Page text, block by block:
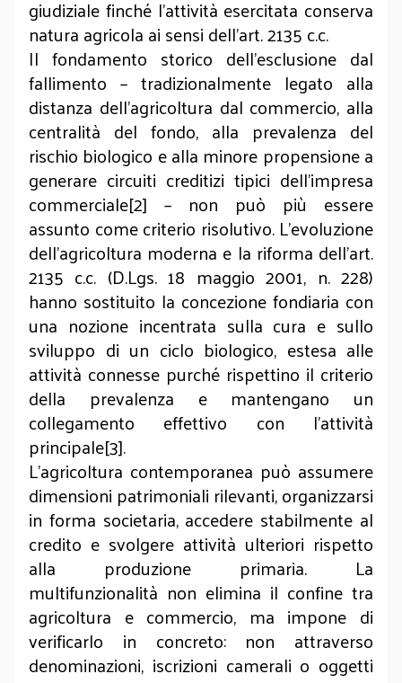
giudiziale finché l’attività esercitata conserva
natura agricola ai sensi dell’art. 2135 c.c.
Il fondamento storico dell’esclusione dal
fallimento – tradizionalmente legato alla
distanza dell’agricoltura dal commercio, alla
centralità del fondo, alla prevalenza del
rischio biologico e alla minore propensione a
generare circuiti creditizi tipici dell’impresa
commerciale[2] – non può più essere
assunto come criterio risolutivo. L’evoluzione
dell’agricoltura moderna e la riforma dell’art.
2135 c.c. (D.Lgs. 18 maggio 2001, n. 228)
hanno sostituito la concezione fondiaria con
una nozione incentrata sulla cura e sullo
sviluppo di un ciclo biologico, estesa alle
attività connesse purché rispettino il criterio
della prevalenza e mantengano un
collegamento effettivo con l’attività
principale[3].
L’agricoltura contemporanea può assumere
dimensioni patrimoniali rilevanti, organizzarsi
in forma societaria, accedere stabilmente al
credito e svolgere attività ulteriori rispetto
alla produzione primaria. La
multifunzionalità non elimina il confine tra
agricoltura e commercio, ma impone di
verificarlo in concreto: non attraverso
denominazioni, iscrizioni camerali o oggetti